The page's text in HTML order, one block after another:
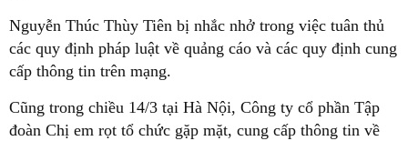
Nguyễn Thúc Thùy Tiên bị nhắc nhở trong việc tuân thủ
các quy định pháp luật về quảng cáo và các quy định cung
cấp thông tin trên mạng.
Cũng trong chiều 14/3 tại Hà Nội, Công ty cổ phần Tập
đoàn Chị em rọt tổ chức gặp mặt, cung cấp thông tin về